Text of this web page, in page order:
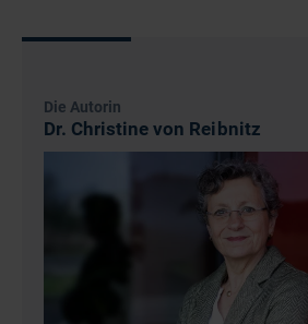
Die Autorin
Dr. Christine von Reibnitz